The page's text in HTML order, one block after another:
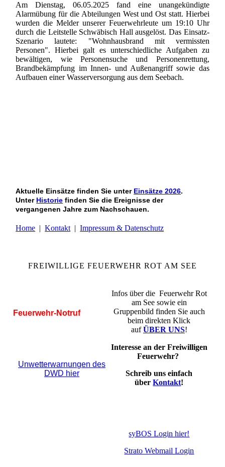
Am Dienstag, 06.05.2025 fand eine unangekündigte
Alarmübung für die Abteilungen West und Ost statt. Hierbei
wurden die Melder unserer Feuerwehrleute um 19:10 Uhr
durch die Leitstelle Schwäbisch Hall ausgelöst. Das Einsatz-
Szenario lautete: "Wohnhausbrand mit vermissten
Personen". Hierbei galt es unterschiedliche Aufgaben zu
bewältigen, wie Personensuche und Personenrettung,
Brandbekämpfung im Innen- und Außenangriff sowie das
Aufbauen einer Wasserversorgung aus dem Seebach.
Aktuelle Einsätze finden Sie unter Einsätze 2026.
Unter Historie finden Sie die Ereignisse der
vergangenen Jahre zum Nachschauen.
Home |Kontakt |Impressum & Datenschutz
FREIWILLIGE FEUERWEHR ROT AM SEE
Feuerwehr-Notruf
Infos über die Feuerwehr Rot
am See sowie ein
Gruppenbild finden Sie auch
beim direkten Klick
aufÜBER UNS!
Unwetterwarnungen des
DWD hier
Interesse an der Freiwilligen
Feuerwehr?
Schreib uns einfach
überKontakt!
syBOS Login hier!
Strato Webmail Login